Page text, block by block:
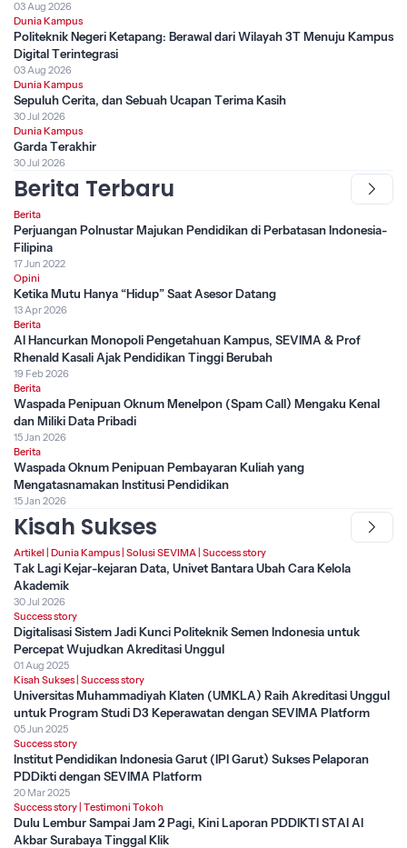
03 Aug 2026
Dunia Kampus
Politeknik Negeri Ketapang: Berawal dari Wilayah 3T Menuju Kampus
Digital Terintegrasi
03 Aug 2026
Dunia Kampus
Sepuluh Cerita, dan Sebuah Ucapan Terima Kasih
30 Jul 2026
Dunia Kampus
Garda Terakhir
30 Jul 2026
Berita Terbaru
Berita
Perjuangan Polnustar Majukan Pendidikan di Perbatasan Indonesia-
Filipina
17 Jun 2022
Opini
Ketika Mutu Hanya “Hidup” Saat Asesor Datang
13 Apr 2026
Berita
AI Hancurkan Monopoli Pengetahuan Kampus, SEVIMA & Prof
Rhenald Kasali Ajak Pendidikan Tinggi Berubah
19 Feb 2026
Berita
Waspada Penipuan Oknum Menelpon (Spam Call) Mengaku Kenal
dan Miliki Data Pribadi
15 Jan 2026
Berita
Waspada Oknum Penipuan Pembayaran Kuliah yang
Mengatasnamakan Institusi Pendidikan
15 Jan 2026
Kisah Sukses
Artikel | Dunia Kampus | Solusi SEVIMA | Success story
Tak Lagi Kejar-kejaran Data, Univet Bantara Ubah Cara Kelola
Akademik
30 Jul 2026
Success story
Digitalisasi Sistem Jadi Kunci Politeknik Semen Indonesia untuk
Percepat Wujudkan Akreditasi Unggul
01 Aug 2025
Kisah Sukses | Success story
Universitas Muhammadiyah Klaten (UMKLA) Raih Akreditasi Unggul
untuk Program Studi D3 Keperawatan dengan SEVIMA Platform
05 Jun 2025
Success story
Institut Pendidikan Indonesia Garut (IPI Garut) Sukses Pelaporan
PDDikti dengan SEVIMA Platform
20 Mar 2025
Success story | Testimoni Tokoh
Dulu Lembur Sampai Jam 2 Pagi, Kini Laporan PDDIKTI STAI Al
Akbar Surabaya Tinggal Klik